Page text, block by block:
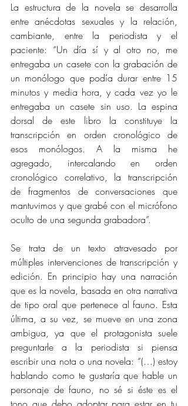
La estructura de la novela se desarrolla
entre anécdotas sexuales y la relación,
cambiante, entre la periodista y el
paciente: “Un día sí y al otro no, me
entregaba un casete con la grabación de
un monólogo que podía durar entre 15
minutos y media hora, y cada vez yo le
entregaba un casete sin uso. La espina
dorsal de este libro la constituye la
transcripción en orden cronológico de
esos monólogos. A la misma he
agregado, intercalando en orden
cronológico correlativo, la transcripción
de fragmentos de conversaciones que
mantuvimos y que grabé con el micrófono
oculto de una segunda grabadora”.
Se trata de un texto atravesado por
múltiples intervenciones de transcripción y
edición. En principio hay una narración
que es la novela, basada en otra narrativa
de tipo oral que pertenece al fauno. Esta
última, a su vez, se mueve en una zona
ambigua, ya que el protagonista suele
preguntarle a la periodista si piensa
escribir una nota o una novela: “(…) estoy
hablando como te gustaría que hable un
personaje de fauno, no sé si éste es el